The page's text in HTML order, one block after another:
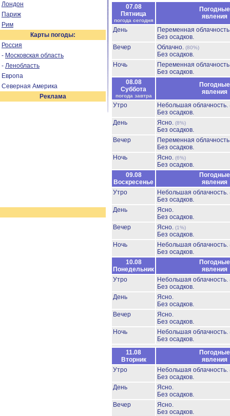
Лондон
Париж
Рим
Карты погоды:
Россия
- Московская область
- Ленобласть
Европа
Северная Америка
Реклама
07.08
Пятница
погода сегодня
Погодные
явления
День
Переменная
Без осадков.
Вечер
Облачно. (80%)
Без осадков.
Ночь
Переменная
Без осадков.
08.08
Суббота
погода завтра
Погодные
явления
Утро
Небольшая облачность.
Без осадков.
День
Ясно. (8%)
Без осадков.
Вечер
Переменная
Без осадков.
Ночь
Ясно. (6%)
Без осадков.
09.08
Воскресенье
Погодные
явления
Утро
Небольшая облачность.
Без осадков.
День
Ясно.
Без осадков.
Вечер
Ясно. (1%)
Без осадков.
Ночь
Небольшая облачность.
Без осадков.
10.08
Понедельник
Погодные
явления
Утро
Небольшая облачность.
Без осадков.
День
Ясно.
Без осадков.
Вечер
Ясно.
Без осадков.
Ночь
Небольшая облачность.
Без осадков.
11.08
Вторник
Погодные
явления
Утро
Небольшая облачность.
Без осадков.
День
Ясно.
Без осадков.
Вечер
Ясно.
Без осадков.